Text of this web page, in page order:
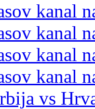
kanal
kanal
kanal
kanal
vs